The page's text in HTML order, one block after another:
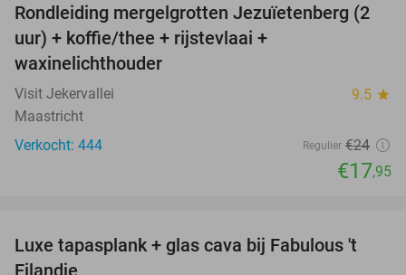
25%
Rondleiding mergelgrotten Jezuïetenberg (2
uur) + koffie/thee + rijstevlaai +
waxinelichthouder
Visit Jekervallei 9.5 star
Maastricht
Verkocht: 444
Regulier €24
€17,95
28%
Luxe tapasplank + glas cava bij Fabulous 't
Eilandje